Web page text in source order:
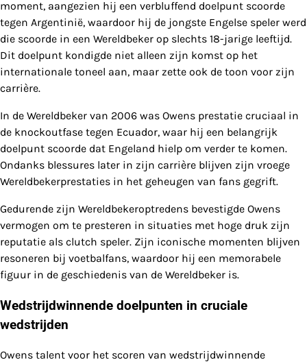
moment, aangezien hij een verbluffend doelpunt scoorde
tegen Argentinië, waardoor hij de jongste Engelse speler werd
die scoorde in een Wereldbeker op slechts 18-jarige leeftijd.
Dit doelpunt kondigde niet alleen zijn komst op het
internationale toneel aan, maar zette ook de toon voor zijn
carrière.
In de Wereldbeker van 2006 was Owens prestatie cruciaal in
de knockoutfase tegen Ecuador, waar hij een belangrijk
doelpunt scoorde dat Engeland hielp om verder te komen.
Ondanks blessures later in zijn carrière blijven zijn vroege
Wereldbekerprestaties in het geheugen van fans gegrift.
Gedurende zijn Wereldbekeroptredens bevestigde Owens
vermogen om te presteren in situaties met hoge druk zijn
reputatie als clutch speler. Zijn iconische momenten blijven
resoneren bij voetbalfans, waardoor hij een memorabele
figuur in de geschiedenis van de Wereldbeker is.
Wedstrijdwinnende doelpunten in cruciale
wedstrijden
Owens talent voor het scoren van wedstrijdwinnende